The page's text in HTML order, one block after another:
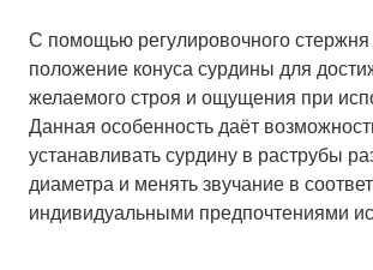
С помощью регулировочного
положение конуса сурдины для
желаемого строя и ощущения при
Данная особенность даёт
устанавливать сурдину в раструбы
диаметра и менять звучание в
индивидуальными предпочтениями